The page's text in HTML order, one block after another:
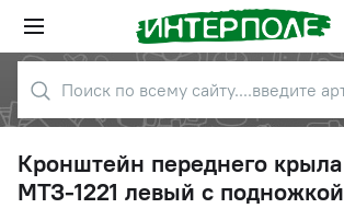
Кронштейн переднего крыла
МТЗ-1221 левый с подножкой